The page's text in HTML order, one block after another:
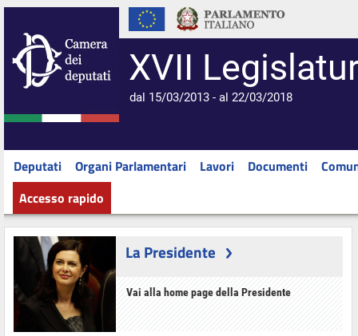
XVII
dal 15/03/2013 - al 22/03/2018
Deputati Organi Parlamentari Lavori Documenti
Accesso rapido
La Presidente
Vai alla home page della Presidente